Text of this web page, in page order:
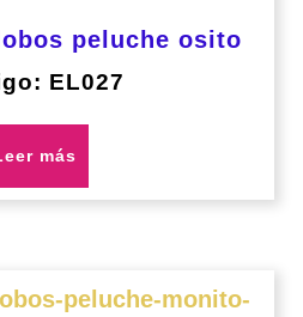
peluche osito
EL027
más